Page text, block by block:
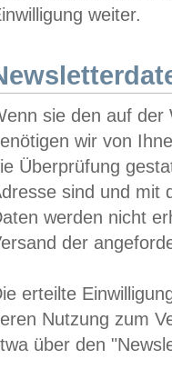
weiter.
sie den auf der
wir von
Überprüfung
sind und mit
werden nicht
der
erteilte
Nutzung zum
über den